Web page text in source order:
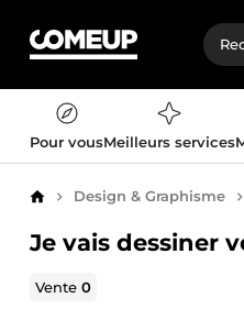
Pour vousMeilleurs services
AccueilDesign & Graphisme
Je vais dessiner
Vente0